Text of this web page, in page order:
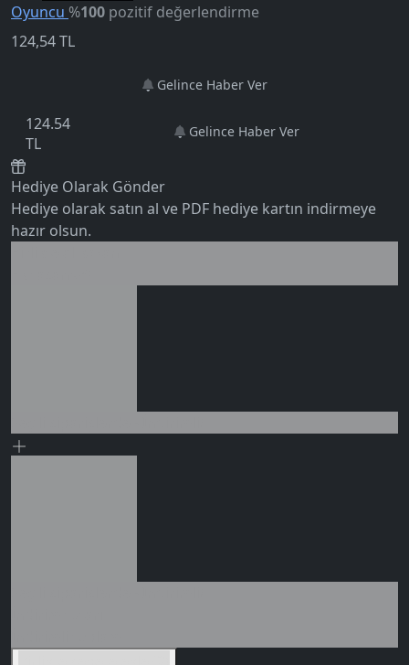
Oyuncu %100 pozitif değerlendirme
124,54TL
Gelince Haber Ver
124.54
TL
Gelince Haber Ver
Hediye Olarak Gönder
Hediye olarak satın al ve PDF hediye kartın indirmeye
hazır olsun.